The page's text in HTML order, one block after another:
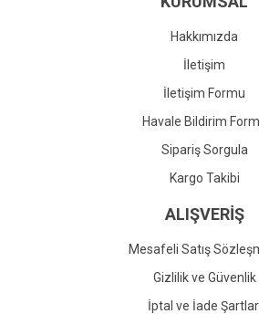
Gönder
Hakkımızda
İletişim
İletişim Formu
Havale Bildirim
Sipariş Sorgula
Kargo Takibi
ALIŞVERİŞ
Mesafeli Satış
Gizlilik ve Güvenlik
İptal ve İade